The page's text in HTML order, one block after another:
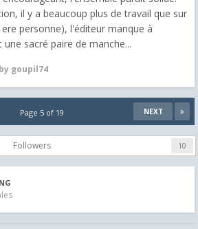
il y a beaucoup plus de travail que sur
personne), l'éditeur manque à
sacré paire de manche...
by goupil74
NEXT
Page 5 of 19
Followers 10